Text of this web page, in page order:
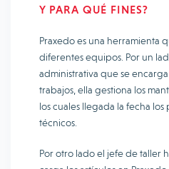
Y PARA QUÉ FINES?
Praxedo es una herramienta
diferentes equipos. Por un
administrativa que se
trabajos, ella gestiona los
los cuales llegada la fecha los
técnicos.
Por otro lado el jefe de taller